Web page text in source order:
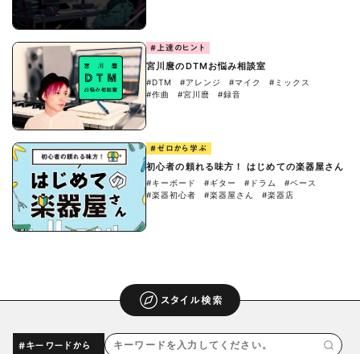
#上達のヒント
宮川麿のDTMお悩み相談室
#DTM #アレンジ #マイク
#ミックス
#作曲
#宮川麿 #録音
#ゼロから学ぶ
初心者の頼れる味方！ はじめての楽器屋さん
#キーボード #ギター #ドラム
#ベース
#楽器初心者
#楽器屋さん #楽器店
スタイル検索
#キーワードから